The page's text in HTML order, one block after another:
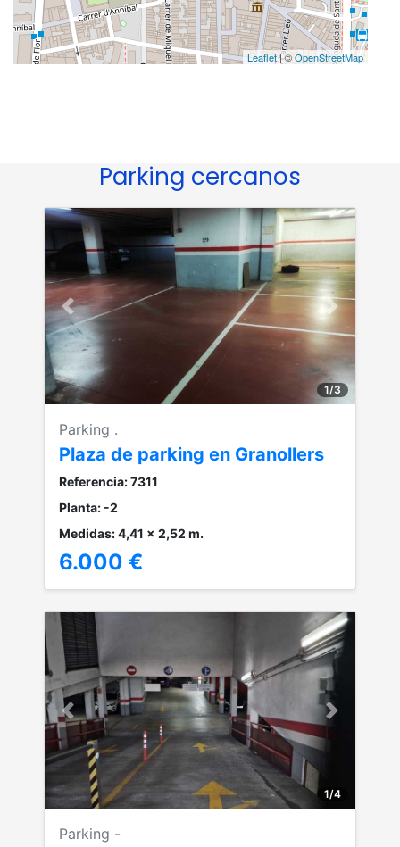
Leaflet| ©OpenStreetMap
Parking cercanos
Anterior Siguiente
1/3
Parking .
Plaza de parking en Granollers
Referencia: 7311
Planta: -2
Medidas: 4,41 x 2,52 m.
6.000 €
Anterior Siguiente
1/4
Parking -